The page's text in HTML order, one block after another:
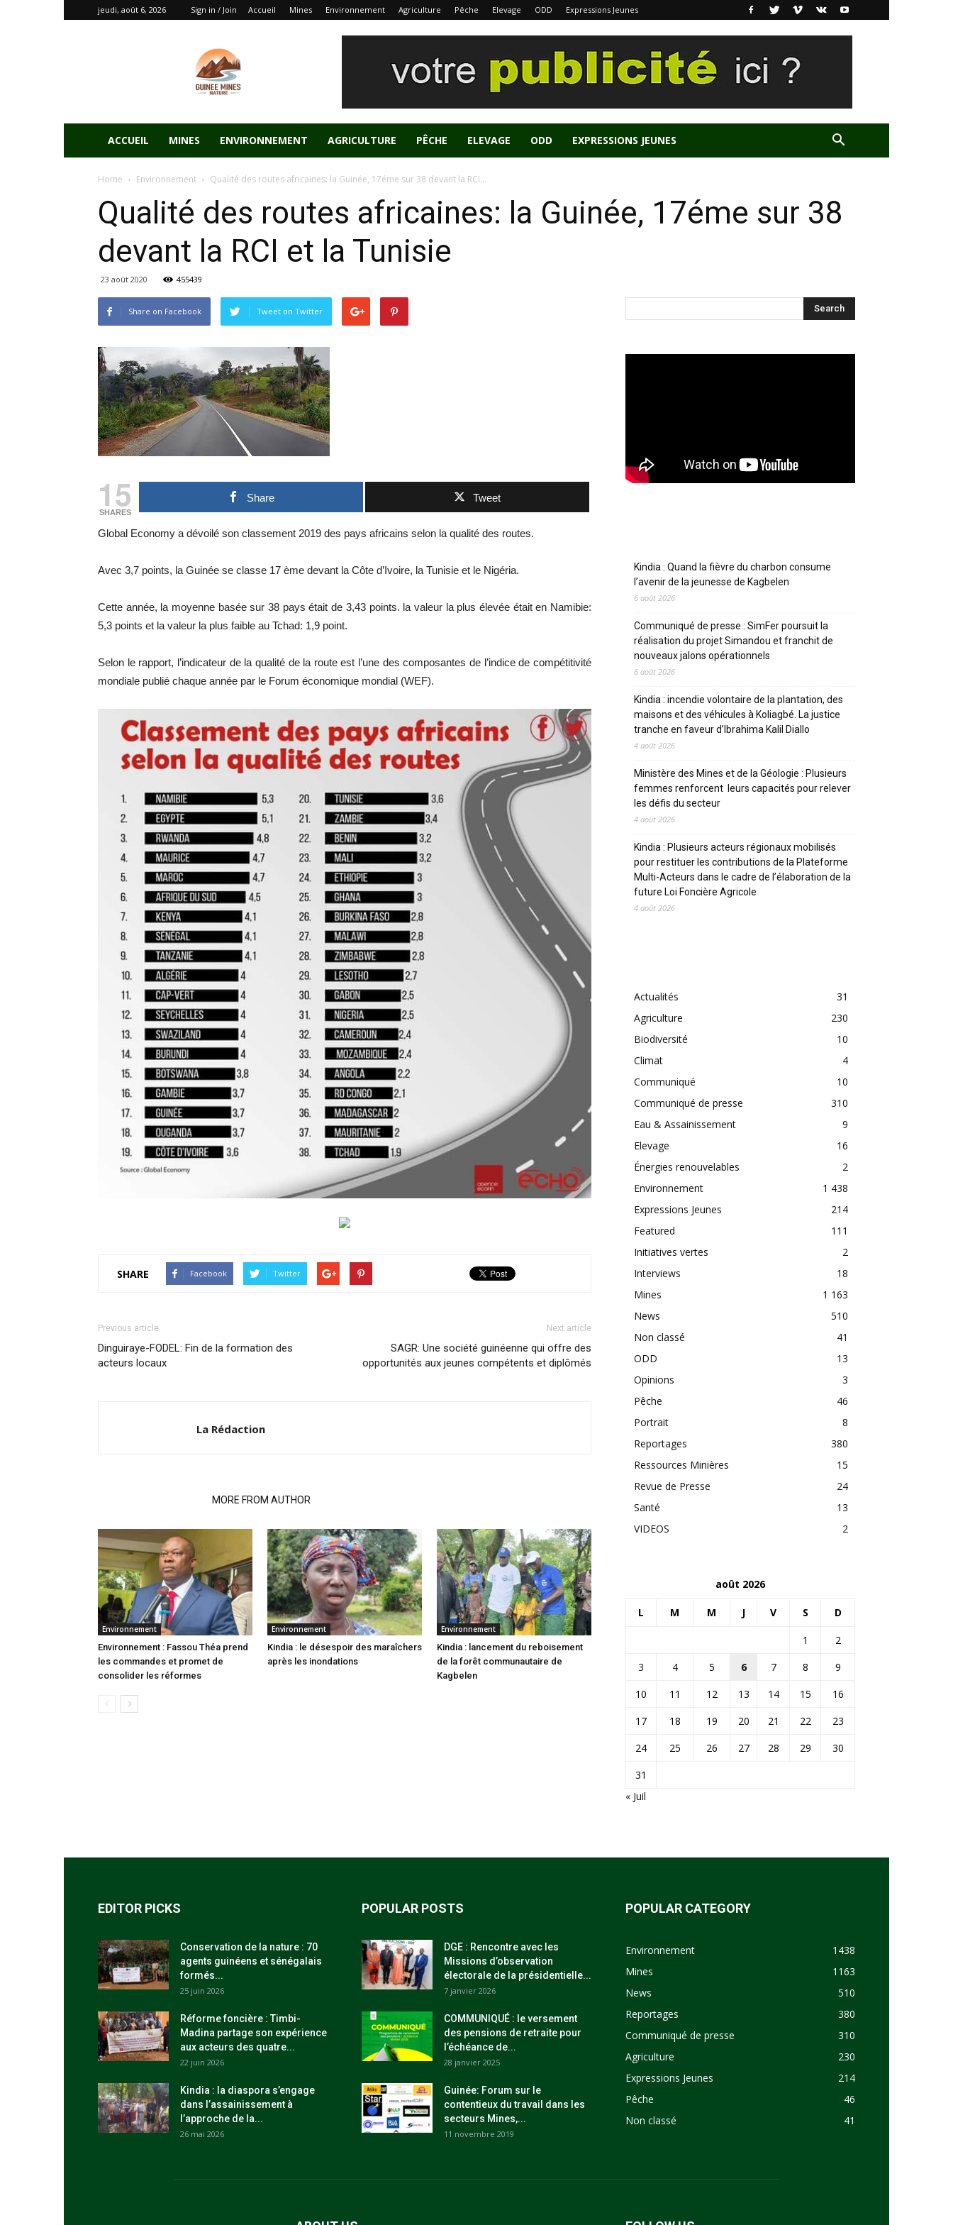
jeudi, août 6, 2026 Sign in / Join Accueil Mines Environnement Agriculture Pêche Elevage ODD Expressions Jeunes
ACCUEIL MINES ENVIRONNEMENT AGRICULTURE PÊCHE ELEVAGE ODD EXPRESSIONS JEUNES
Home Environnement Qualité des routes africaines: la Guinée, 17éme sur 38 devant la RCI...
Qualité des routes africaines: la Guinée, 17éme sur 38
devant la RCI et la Tunisie
23 août 2020 455439
Share on Facebook Tweet on Twitter
15
SHARES
Share Tweet
Global Economy a dévoilé son classement 2019 des pays africains selon la qualité des routes.
Avec 3,7 points, la Guinée se classe 17 ème devant la Côte d’Ivoire, la Tunisie et le Nigéria.
Cette année, la moyenne basée sur 38 pays était de 3,43 points. la valeur la plus élevée était en Namibie:
5,3 points et la valeur la plus faible au Tchad: 1,9 point.
Selon le rapport, l’indicateur de la qualité de la route est l’une des composantes de l’indice de compétitivité
mondiale publié chaque année par le Forum économique mondial (WEF).
SHARE Facebook Twitter
Previous article
Dinguiraye-FODEL: Fin de la formation des
acteurs locaux
Next article
SAGR: Une société guinéenne qui offre des
opportunités aux jeunes compétents et diplômés
La Rédaction
MORE FROM AUTHOR
Environnement
Environnement : Fassou Théa prend
les commandes et promet de
consolider les réformes
Environnement
Kindia : le désespoir des maraîchers
après les inondations
Environnement
Kindia : lancement du reboisement
de la forêt communautaire de
Kagbelen
Kindia : Quand la fièvre du charbon consume
l’avenir de la jeunesse de Kagbelen
6 août 2026
Communiqué de presse : SimFer poursuit la
réalisation du projet Simandou et franchit de
nouveaux jalons opérationnels
6 août 2026
Kindia : incendie volontaire de la plantation, des
maisons et des véhicules à Koliagbé. La justice
tranche en faveur d’Ibrahima Kalil Diallo
4 août 2026
Ministère des Mines et de la Géologie : Plusieurs
femmes renforcent leurs capacités pour relever
les défis du secteur
4 août 2026
Kindia : Plusieurs acteurs régionaux mobilisés
pour restituer les contributions de la Plateforme
Multi-Acteurs dans le cadre de l’élaboration de la
future Loi Foncière Agricole
4 août 2026
Actualités
31
Agriculture
230
Biodiversité
10
Climat
4
Communiqué
10
Communiqué de presse
310
Eau & Assainissement
9
Elevage
16
Énergies renouvelables
2
Environnement
1 438
Expressions Jeunes
214
Featured
111
Initiatives vertes
2
Interviews
18
Mines
1 163
News
510
Non classé
41
ODD
13
Opinions
3
Pêche
46
Portrait
8
Reportages
380
Ressources Minières
15
Revue de Presse
24
Santé
13
VIDEOS
2
août 2026
L M M J V S D
1
2
3
4 5 6 7 8
9
10
11 12 13 14 15
16
17
18 19 20 21 22
23
24
25 26 27 28 29
30
31
« Juil
EDITOR PICKS
Conservation de la nature : 70
agents guinéens et sénégalais
formés...
25 juin 2026
Réforme foncière : Timbi-
Madina partage son expérience
aux acteurs des quatre...
22 juin 2026
Kindia : la diaspora s’engage
dans l’assainissement à
l’approche de la...
26 mai 2026
POPULAR POSTS
DGE : Rencontre avec les
Missions d’observation
électorale de la présidentielle...
7 janvier 2026
COMMUNIQUÉ : le versement
des pensions de retraite pour
l’échéance de...
28 janvier 2025
Guinée: Forum sur le
contentieux du travail dans les
secteurs Mines,...
11 novembre 2019
POPULAR CATEGORY
Environnement
1438
Mines
1163
News
510
Reportages
380
Communiqué de presse
310
Agriculture
230
Expressions Jeunes
214
Pêche
46
Non classé
41